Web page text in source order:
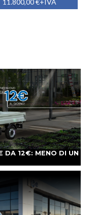
DA 12€: MENO DI UN